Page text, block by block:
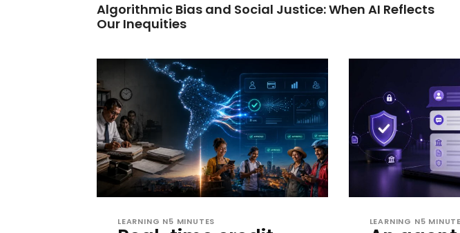
Algorithmic Bias and Social Justice: When AI Reflects
Our Inequities
LEARNING N5 MINUTES LEARNING N5